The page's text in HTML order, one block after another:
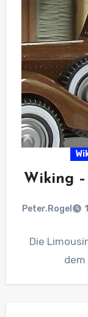
Wiking –
Peter.Rogel
Die
dem